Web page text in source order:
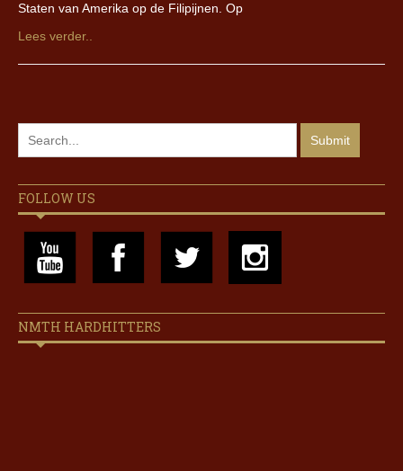
Staten van Amerika op de Filipijnen. Op
Lees verder..
FOLLOW US
NMTH HARDHITTERS